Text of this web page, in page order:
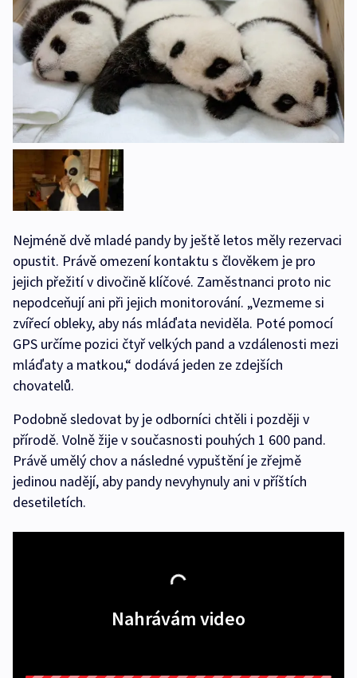
Nejméně dvě mladé pandy by ještě letos měly rezervaci
opustit. Právě omezení kontaktu s člověkem je pro
jejich přežití v divočině klíčové. Zaměstnanci proto nic
nepodceňují ani při jejich monitorování. „Vezmeme si
zvířecí obleky, aby nás mláďata neviděla. Poté pomocí
GPS určíme pozici čtyř velkých pand a vzdálenosti mezi
mláďaty a matkou,“ dodává jeden ze zdejších
chovatelů.
Podobně sledovat by je odborníci chtěli i později v
přírodě. Volně žije v současnosti pouhých 1 600 pand.
Právě umělý chov a následné vypuštění je zřejmě
jedinou nadějí, aby pandy nevyhynuly ani v příštích
desetiletích.
Nahrávám video